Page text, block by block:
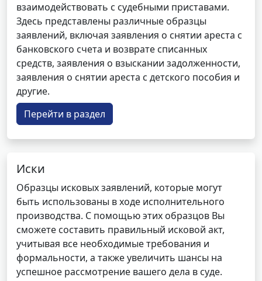
взаимодействовать с судебными приставами.
Здесь представлены различные образцы
заявлений, включая заявления о снятии ареста с
банковского счета и возврате списанных
средств, заявления о взыскании задолженности,
заявления о снятии ареста с детского пособия и
другие.
Перейти в раздел
Иски
Образцы исковых заявлений, которые могут
быть использованы в ходе исполнительного
производства. С помощью этих образцов Вы
сможете составить правильный исковой акт,
учитывая все необходимые требования и
формальности, а также увеличить шансы на
успешное рассмотрение вашего дела в суде.